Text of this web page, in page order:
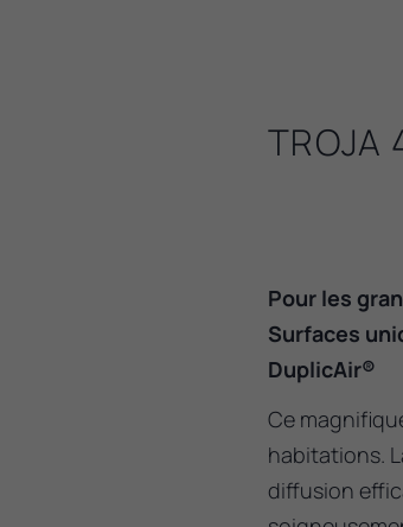
TROJA
Pour les
Surfaces
DuplicAir®
Ce
habitations.
diffusion